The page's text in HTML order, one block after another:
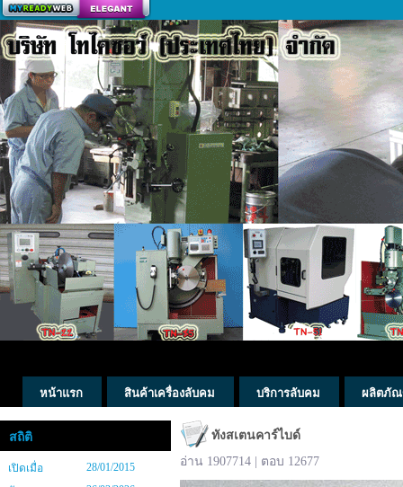
สร้างเว็บ
หน้าแรก สินค้าเครื่องลับคม บริการลับคม ผลิตภัณ
สถิติ
เปิดเมื่อ
28/01/2015
ทังสเตนคาร์ไบด์
อ่าน 1907714 | ตอบ 12677